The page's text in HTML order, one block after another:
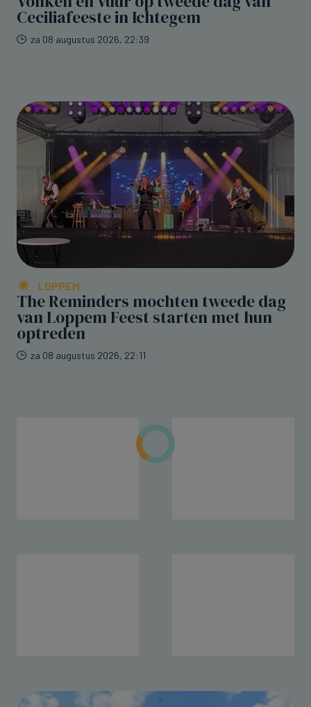
Ceciliafeeste in Ichtegem
za 08 augustus 2026, 22:39
LOPPEM
The Reminders mochten tweede dag
van Loppem Feest starten met hun
optreden
za 08 augustus 2026, 22:11